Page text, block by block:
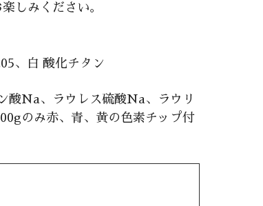
しみください。
、白 酸化チタン
酸Na、ラウレス硫酸Na、ラウリ
のみ赤、青、黄の色素チップ付